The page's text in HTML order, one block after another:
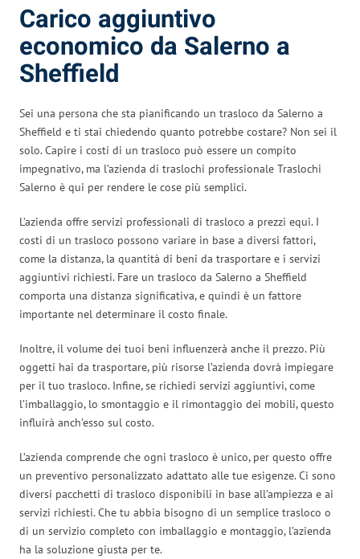
Carico aggiuntivo
economico da Salerno a
Sheffield
Sei una persona che sta pianificando un trasloco da Salerno a
Sheffield e ti stai chiedendo quanto potrebbe costare? Non sei il
solo. Capire i costi di un trasloco può essere un compito
impegnativo, ma l’azienda di traslochi professionale Traslochi
Salerno è qui per rendere le cose più semplici.
L’azienda offre servizi professionali di trasloco a prezzi equi. I
costi di un trasloco possono variare in base a diversi fattori,
come la distanza, la quantità di beni da trasportare e i servizi
aggiuntivi richiesti. Fare un trasloco da Salerno a Sheffield
comporta una distanza significativa, e quindi è un fattore
importante nel determinare il costo finale.
Inoltre, il volume dei tuoi beni influenzerà anche il prezzo. Più
oggetti hai da trasportare, più risorse l’azienda dovrà impiegare
per il tuo trasloco. Infine, se richiedi servizi aggiuntivi, come
l’imballaggio, lo smontaggio e il rimontaggio dei mobili, questo
influirà anch’esso sul costo.
L’azienda comprende che ogni trasloco è unico, per questo offre
un preventivo personalizzato adattato alle tue esigenze. Ci sono
diversi pacchetti di trasloco disponibili in base all’ampiezza e ai
servizi richiesti. Che tu abbia bisogno di un semplice trasloco o
di un servizio completo con imballaggio e montaggio, l’azienda
ha la soluzione giusta per te.